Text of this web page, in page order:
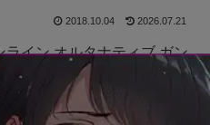
2018.10.04 2026.07.21
イン オルタナティブ ガン
・台詞をまとめていきます。